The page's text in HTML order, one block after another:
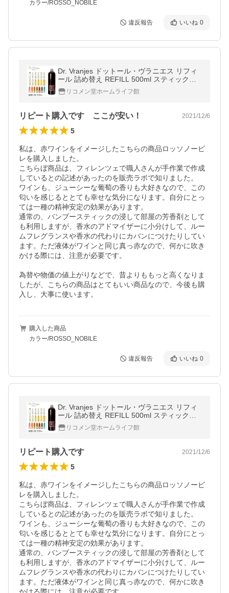
カラー/ROSSO_NOBILE
違反報告 いいね 0
Dr. Vranjes ドットール・ヴラニエス リフィ
ール 詰め替え REFILL 500ml スティック付
き リコメン堂ホームライフ館
リピート購入です ここが安い！ 2021/12/6
5
私は、赤ワインをイメージしたこちらの商品ロッソノービ
レを購入しました。
こちらぼ商品は、フィレンツェで職人さんが手作業で作成
しているとの記述があったのを販売ラボで知りました。
ワインも、ジューシーな葡萄の香りも大好きなので、この
匂いを感じるととても幸せな気分になります。自分にとっ
ては一種の精神安定の効果があります。
通常の、バンブースティックの浸して部屋の芳香剤として
も利用しますが、香水のアドマイザーに小分けして、ルー
ムフレグランスや香水の代わりにカバンにつけたりしてい
ます。ただ液体がワインと同じ真っ赤なので、何かに吹き
かける際には、注意が必要です。
為替や物価の値上がりなどで、昔よりももっと高くなりま
したが、こちらの商品はとてもいい商品なので、今後も購
入し、大事に使います。
購入した商品
カラー/ROSSO_NOBILE
違反報告 いいね 0
Dr. Vranjes ドットール・ヴラニエス リフィ
ール 詰め替え REFILL 500ml スティック付
き リコメン堂ホームライフ館
リピート購入です 2021/12/6
5
私は、赤ワインをイメージしたこちらの商品ロッソノービ
レを購入しました。
こちらぼ商品は、フィレンツェで職人さんが手作業で作成
しているとの記述があったのを販売ラボで知りました。
ワインも、ジューシーな葡萄の香りも大好きなので、この
匂いを感じるととても幸せな気分になります。自分にとっ
ては一種の精神安定の効果があります。
通常の、バンブースティックの浸して部屋の芳香剤として
も利用しますが、香水のアドマイザーに小分けして、ルー
ムフレグランスや香水の代わりにカバンにつけたりしてい
ます。ただ液体がワインと同じ真っ赤なので、何かに吹き